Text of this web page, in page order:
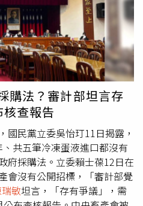
林思銘追問，特別預算規定補
指出，他希望台電要強化經營體
的虧損原因很多，例如電價售
很高，都需要強化經營管理。
政院，對於台電連年虧損何時
，如果不修正，就會持續看到
如果售價低於成本，要賺錢就
在內，也包括綠能以經是趨
，針對數位身分證，政府未
有煥發，但中央卻要支付廠商
則表示，已經提出審核意見，
計畫可行性，採購才會發生違
購法？審計部坦言存
查報告
國民黨立委吳怡玎11日揭露，
共五筆冷凍蛋液進口都沒有
府採購法。立委賴士葆12日在
會沒有公開招標，「審計部覺
敏坦言，「存有爭議」，需